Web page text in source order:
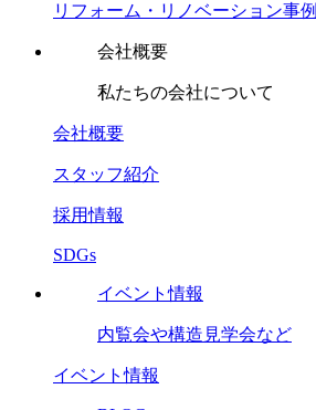
リフォーム・リノベーション事例
会社概要
私たちの会社について
会社概要
スタッフ紹介
採用情報
SDGs
イベント情報
内覧会や構造見学会など
イベント情報